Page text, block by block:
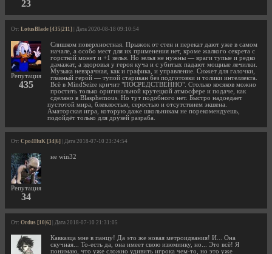
23
От: LotusBlade [435|211] | Дата 2020-08-18 09:10:54
Репутация
435
Слишком поверхностная. Прыжок от стен и перекат дают уже в самом
начале, а особо мест для их применения нет, кроме жалкого секрета с
горсткой монет и +1 зелья. Но зелья не нужны — враги тупые и редко
дамажат, а здоровья у героя куча и с убитых падают мощные лечилки.
Музыка невзрачная, как и графика, и управление. Сюжет для галочки,
главный герой — тупой старикан без подготовки и толики интеллекта.
Всё в MindSeize кричит "ПОСРЕДСТВЕННО". Столько косяков можно
простить только оригинальной крутецкой атмосфере и подаче, как
сделано в Blasphemous. Но тут подобного нет. Быстро надоедает
пустотой мира, блеклостью, серостью и отсутствием экшена.
Аматорская игра, которую даже школьникам не порекомендуешь,
подойдёт только для друзей разраба.
От: Cpo4HuK [34|6] | Дата 2018-07-10 23:24:54
Репутация
34
не win32
От: Ordus [10|6] | Дата 2018-07-10 21:31:05
Кавказца мне в панцу! Да это же новая метроидвания! И... Она
скучная... То-есть да, она имеет свою изюминку, но... Это всё! Я
понимаю, что уже сложно удивить игрока чем-то, но это уже